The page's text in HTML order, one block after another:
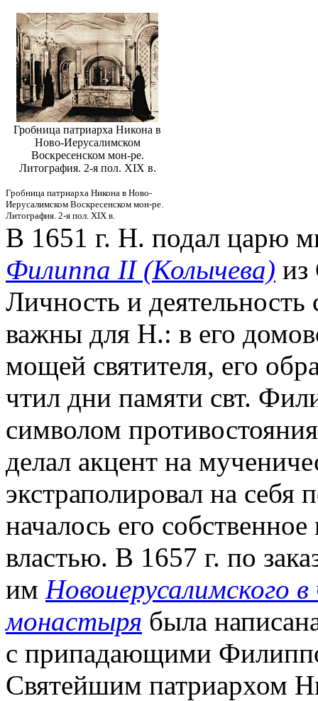
Гробница патриарха Никона в
Ново-Иерусалимском
Воскресенском мон-ре.
Литография. 2-я пол. XIX в.
Гробница патриарха Никона в Ново-
Иерусалимском Воскресенском мон-ре.
Литография. 2-я пол. XIX в.
В 1651 г. Н. подал царю
Филиппа II (Колычева) из
Личность и
важны для Н.: в его
мощей святителя, его
чтил дни памяти свт.
символом
делал акцент на
экстраполировал на
началось его
властью. В 1657 г. по
им Новоиерусалимского
монастыря была
с припадающими
Святейшим патриархом